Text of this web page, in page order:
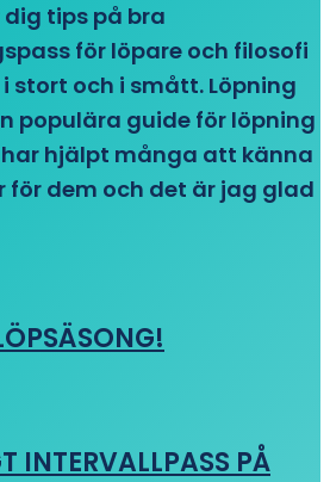
tips på bra
för löpare och filosofi
stort och i smått. Löpning
populära guide för löpning
hjälpt många att känna
för dem och det är jag glad
INTERVALLPASS PÅ